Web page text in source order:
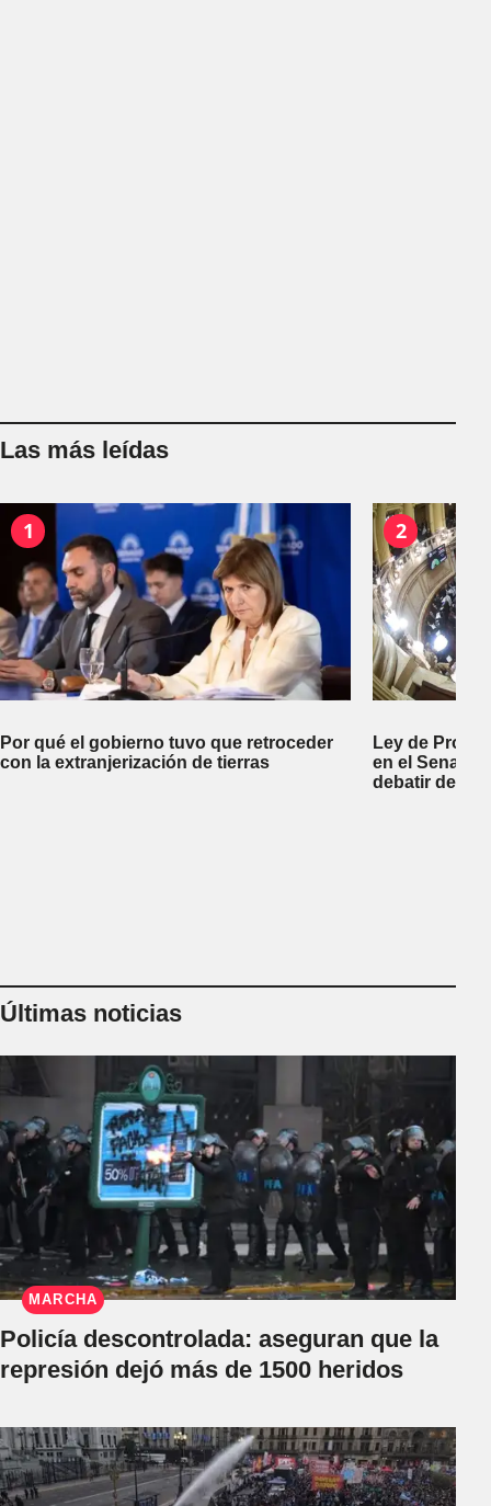
Las más leídas
1
Por qué el gobierno tuvo que retroceder
con la extranjerización de tierras
2
Ley de
en el Senado
debatir
Últimas noticias
MARCHA
Policía descontrolada: aseguran que la
represión dejó más de 1500 heridos